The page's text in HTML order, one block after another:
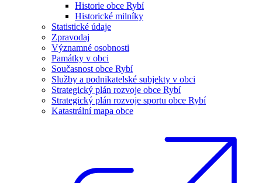
Historie obce Rybí
Historické milníky
Statistické údaje
Zpravodaj
Významné osobnosti
Památky v obci
Současnost obce Rybí
Služby a podnikatelské subjekty v obci
Strategický plán rozvoje obce Rybí
Strategický plán rozvoje sportu obce Rybí
Katastrální mapa obce